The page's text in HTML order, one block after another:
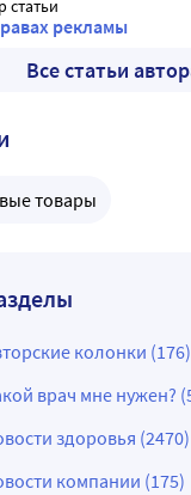
статьи
рекламы
Все статьи
товары
колонки (176)
врач мне нужен?
здоровья (2470)
компании (175)